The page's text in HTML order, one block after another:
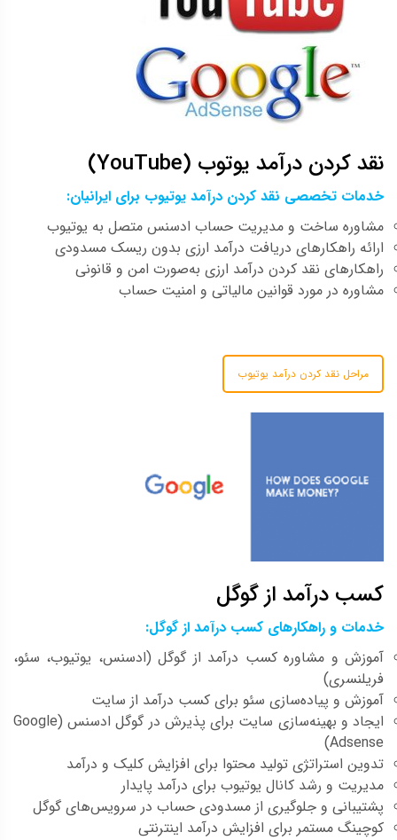
نقد کردن درآمد یوتوب (YouTube)
خدمات تخصصی نقد کردن درآمد یوتیوب برای ایرانیان:
مشاوره ساخت و مدیریت حساب ادسنس متصل به یوتیوب
ارائه راهکارهای دریافت درآمد ارزی بدون ریسک مسدودی
راهکارهای نقد کردن درآمد ارزی به‌صورت امن و قانونی
مشاوره در مورد قوانین مالیاتی و امنیت حساب
مراحل نقد کردن درآمد یوتیوب
کسب درآمد از گوگل
خدمات و راهکارهای کسب درآمد از گوگل:
آموزش و مشاوره کسب درآمد از گوگل (ادسنس، یوتیوب، سئو،
فریلنسری)
آموزش و پیاده‌سازی سئو برای کسب درآمد از سایت
ایجاد و بهینه‌سازی سایت برای پذیرش در گوگل ادسنس (Google
Adsense)
تدوین استراتژی تولید محتوا برای افزایش کلیک و درآمد
مدیریت و رشد کانال یوتیوب برای درآمد پایدار
پشتیبانی و جلوگیری از مسدودی حساب در سرویس‌های گوگل
کوچینگ مستمر برای افزایش درآمد اینترنتی